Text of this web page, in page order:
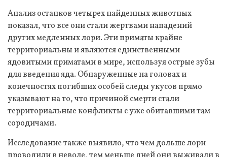
Анализ останков четырех найденных животных
показал, что все они стали жертвами нападений
других медленных лори. Эти приматы крайне
территориальны и являются единственными
ядовитыми приматами в мире, используя острые зубы
для введения яда. Обнаруженные на головах и
конечностях погибших особей следы укусов прямо
указывают на то, что причиной смерти стали
территориальные конфликты с уже обитавшими там
сородичами.
Исследование также выявило, что чем дольше лори